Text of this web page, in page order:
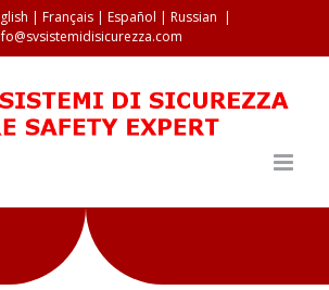
| Français| Español | Russian |